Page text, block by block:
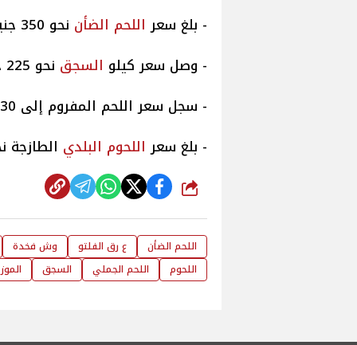
- بلغ سعر اللحم الضأن نحو 350 جنيها للكيلو.
- وصل سعر كيلو السجق نحو 225 جنيها للكيلو.
- سجل سعر اللحم المفروم إلى 230 جنيها للكيلو.
- بلغ سعر اللحوم البلدي الطازجة نحو 280
شارك
اللحم الضأن ع رق الفلتو
وش فخدة
اللحوم
اللحم الجملي السجق الموز